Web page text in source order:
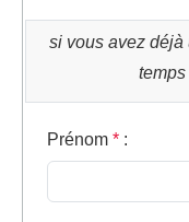
si vous avez déjà
temps
Prénom * :